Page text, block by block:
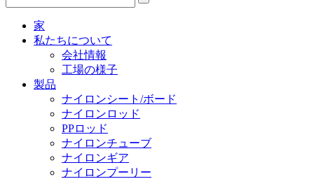
家
私たちについて
会社情報
工場の様子
製品
ナイロンシート/ボード
ナイロンロッド
PPロッド
ナイロンチューブ
ナイロンギア
ナイロンプーリー